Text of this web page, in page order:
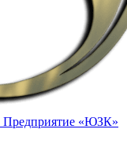
Предприятие «ЮЗК»